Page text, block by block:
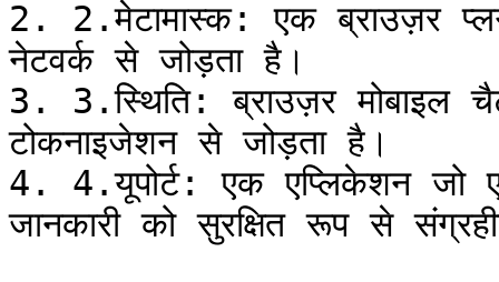
2. 2.मेटामास्क: एक ब्राउज़र
नेटवर्क से जोड़ता है।
3. 3.स्थिति: ब्राउज़र मोबाइल
टोकनाइजेशन से जोड़ता है।
4. 4.यूपोर्ट: एक एप्लिकेशन जो
जानकारी को सुरक्षित रूप से